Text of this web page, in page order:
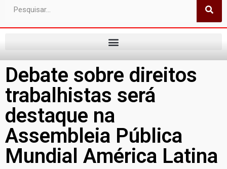
Debate sobre direitos
trabalhistas será
destaque na
Assembleia Pública
Mundial América Latina